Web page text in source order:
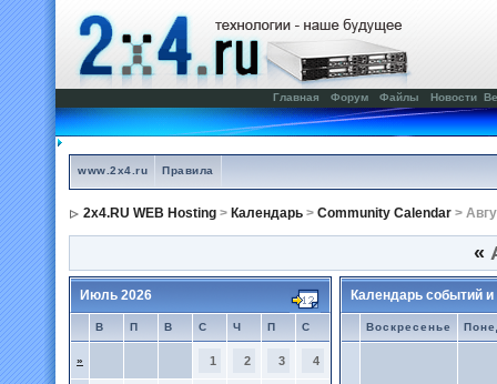
Главная Форум Файлы Новости
www.2x4.ru Правила
2x4.RU WEB Hosting > Календарь > Community Calendar >
«
Июль 2026
В П В С Ч П С
» 1 2 3 4
Календарь событий
Воскресенье